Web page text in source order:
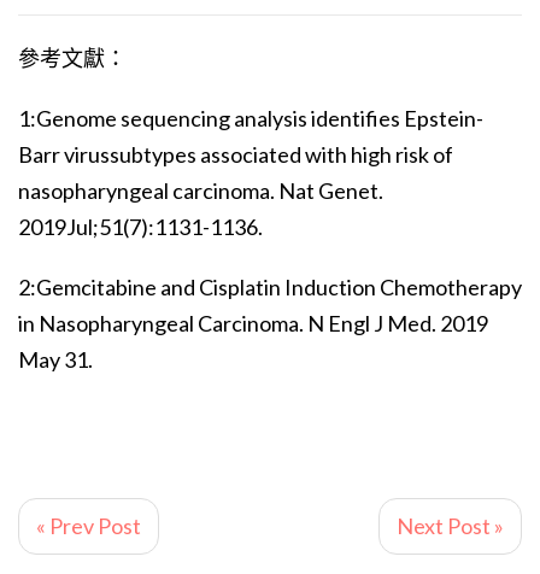
參考文獻：
1:Genome sequencing analysis identifies Epstein-
Barr virussubtypes associated with high risk of
nasopharyngeal carcinoma. Nat Genet.
2019Jul;51(7):1131-1136.
2:Gemcitabine and Cisplatin Induction Chemotherapy
in Nasopharyngeal Carcinoma. N Engl J Med. 2019
May 31.
« Prev Post Next Post »